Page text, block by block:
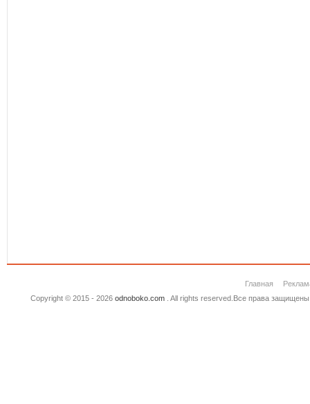
Главная
Copyright © 2015 - 2026 odnoboko.com. All rights reserved.Все права защищены.